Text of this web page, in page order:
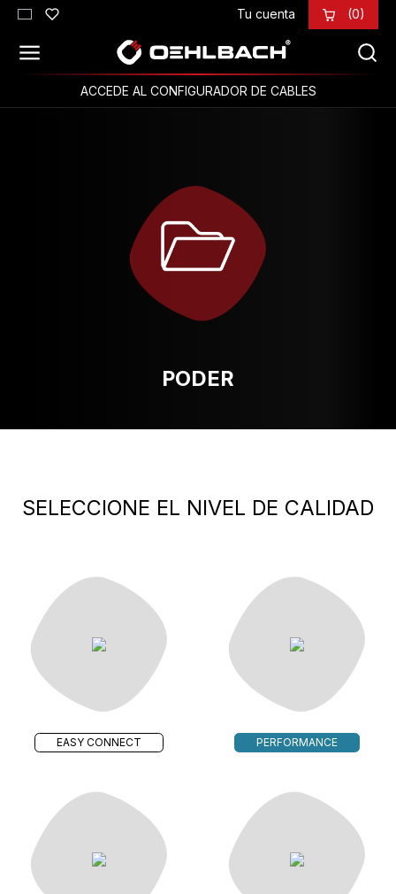
Saltar al contenido principal Tu cuenta (0)
ACCEDE AL CONFIGURADOR DE CABLES
PODER
SELECCIONE EL NIVEL DE CALIDAD
EASY CONNECT PERFORMANCE